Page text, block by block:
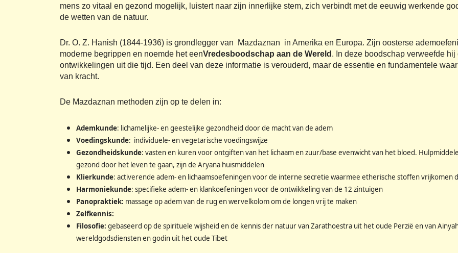
mens zo vitaal en gezond mogelijk, luistert naar zijn innerlijke stem, zich verbindt met de eeuwig werkende
de wetten van de natuur.
Dr. O. Z. Hanish (1844-1936) is grondlegger van Mazdaznan in Amerika en Europa. Zijn oosterse
moderne begrippen en noemde het eenVredesboodschap aan de Wereld . In deze boodschap verweefde
ontwikkelingen uit die tijd. Een deel van deze informatie is verouderd, maar de essentie en fundamentele
van kracht.
De Mazdaznan methoden zijn op te delen in:
Ademkunde: lichamelijke- en geestelijke gezondheid door de macht van de adem
Voedingskunde: individuele- en vegetarische voedingswijze
Gezondheidskunde: vasten en kuren voor ontgiften van het lichaam en zuur/base evenwicht van het bloed.
gezond door het leven te gaan, zijn de Aryana huismiddelen
Klierkunde: activerende adem- en lichaamsoefeningen voor de interne secretie waarmee etherische stoffen vrijkomen
Harmoniekunde: specifieke adem- en klankoefeningen voor de ontwikkeling van de 12 zintuigen
Panopraktiek: massage op adem van de rug en wervelkolom om de longen vrij te maken
Zelfkennis:
Filosofie: gebaseerd op de spirituele wijsheid en de kennis der natuur van Zarathoestra uit het oude Perzië en van
wereldgodsdiensten en godin uit het oude Tibet